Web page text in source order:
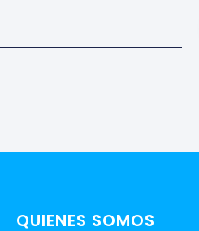
QUIENES SOMOS